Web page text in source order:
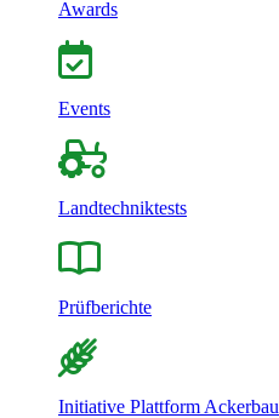
Awards
Events
Landtechniktests
Prüfberichte
Initiative Plattform Ackerbau